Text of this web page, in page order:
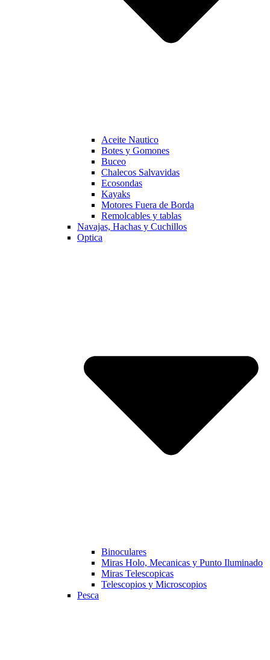
Aceite Nautico
Botes y Gomones
Buceo
Chalecos Salvavidas
Ecosondas
Kayaks
Motores Fuera de Borda
Remolcables y tablas
Navajas, Hachas y Cuchillos
Optica
Binoculares
Miras Holo, Mecanicas y Punto Iluminado
Miras Telescopicas
Telescopios y Microscopios
Pesca